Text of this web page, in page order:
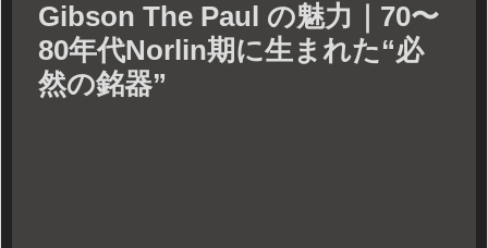
Gibson The Paul の魅力｜70〜
80年代Norlin期に生まれた“必
然の銘器”